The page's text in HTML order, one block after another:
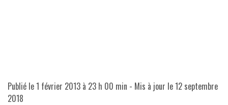
Publié le1 février 2013 à 23 h 00 min - Mis à jour le12 septembre
2018